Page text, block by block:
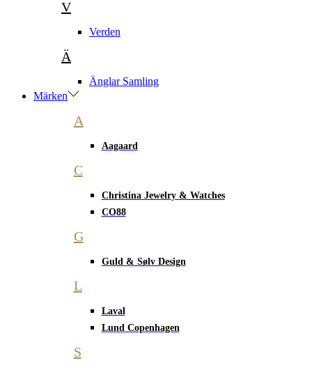
V
Verden
Ä
Änglar Samling
Märken
A
Aagaard
C
Christina Jewelry & Watches
CO88
G
Guld & Sølv Design
L
Laval
Lund Copenhagen
S